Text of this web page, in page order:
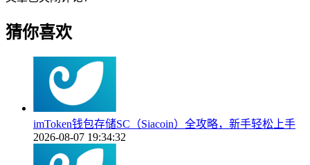
猜你喜欢
imToken钱包存储SC（Siacoin）全攻略，新手轻松上手
2026-08-07 19:34:32